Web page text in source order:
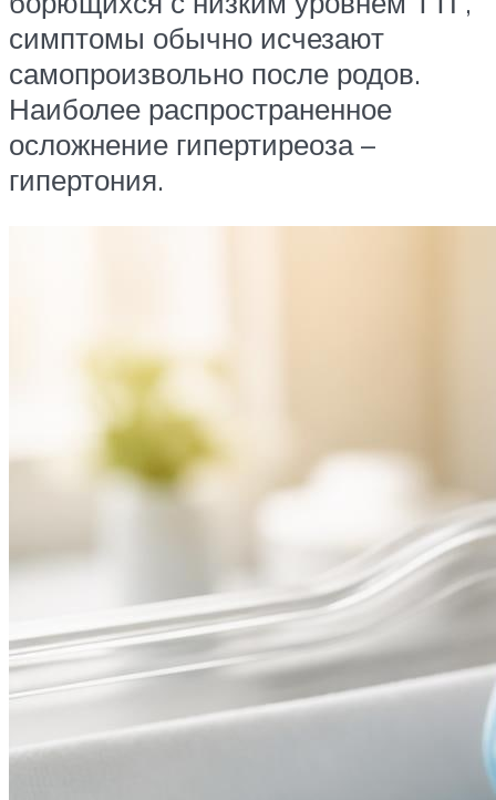
симптомы обычно исчезают
самопроизвольно после родов.
Наиболее распространенное
осложнение гипертиреоза –
гипертония.